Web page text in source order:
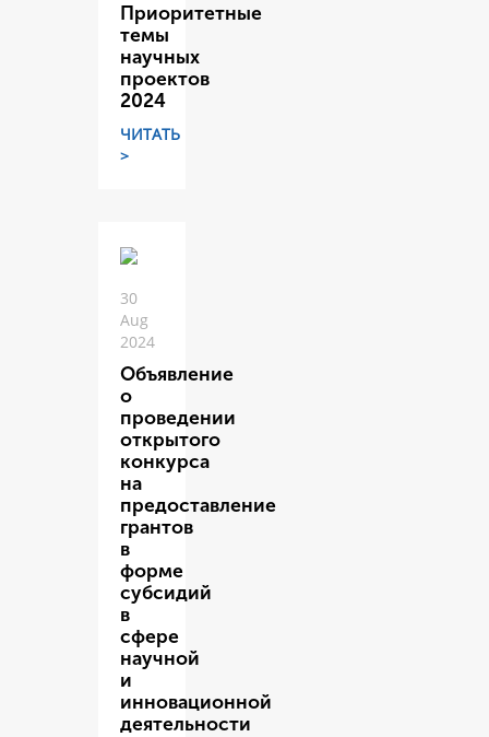
Приоритетные
темы
научных
проектов
2024
ЧИТАТЬ
>
30
Aug
2024
Объявление
о
проведении
открытого
конкурса
на
предоставление
грантов
в
форме
субсидий
в
сфере
научной
и
инновационной
деятельности